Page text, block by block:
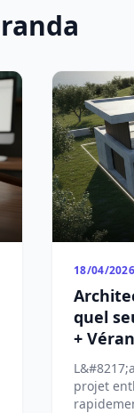
18/04/2026
quel
+
projet